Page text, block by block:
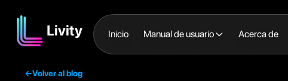
Livity Inicio Manual de usuario Acerca de
←Volver al blog